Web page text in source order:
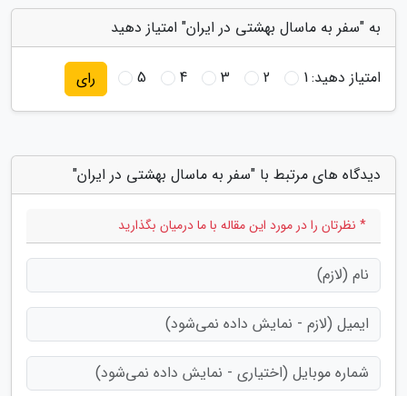
به "سفر به ماسال بهشتی در ایران" امتیاز دهید
امتیاز دهید:1
2
3
4
5 رای
دیدگاه های مرتبط با "سفر به ماسال بهشتی در ایران"
* نظرتان را در مورد این مقاله با ما درمیان بگذارید